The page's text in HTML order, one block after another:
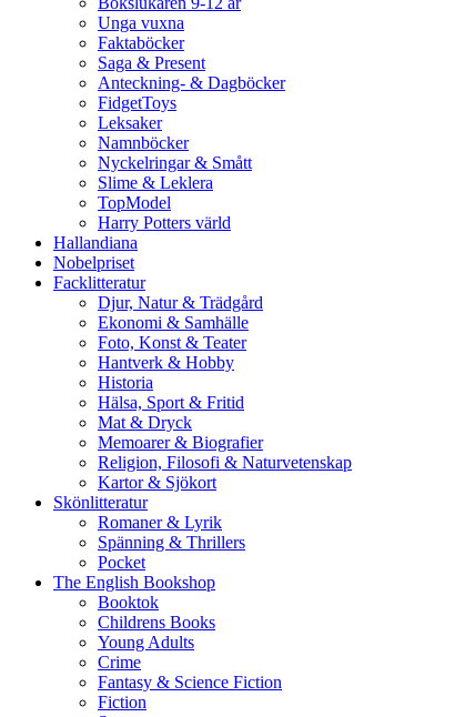
Unga vuxna
Faktaböcker
Saga & Present
Anteckning- & Dagböcker
FidgetToys
Leksaker
Namnböcker
Nyckelringar & Smått
Slime & Leklera
TopModel
Harry Potters värld
Hallandiana
Nobelpriset
Facklitteratur
Djur, Natur & Trädgård
Ekonomi & Samhälle
Foto, Konst & Teater
Hantverk & Hobby
Historia
Hälsa, Sport & Fritid
Mat & Dryck
Memoarer & Biografier
Religion, Filosofi & Naturvetenskap
Kartor & Sjökort
Skönlitteratur
Romaner & Lyrik
Spänning & Thrillers
Pocket
The English Bookshop
Booktok
Childrens Books
Young Adults
Crime
Fantasy & Science Fiction
Fiction